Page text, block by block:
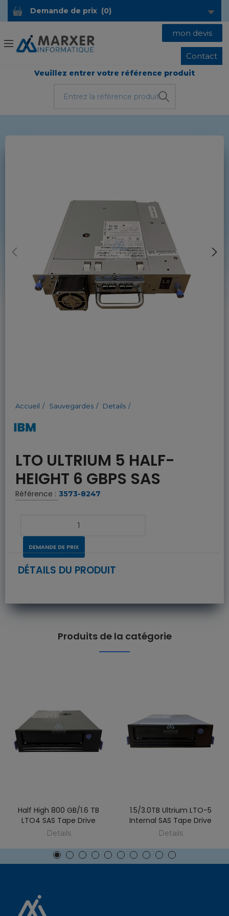
Demande de prix (0)
mon devis
Contact
Veuillez entrer votre référence produit
Accueil Sauvegardes Details
LTO ULTRIUM 5 HALF-
HEIGHT 6 GBPS SAS
Référence : 3573-8247
DEMANDE DE PRIX
DÉTAILS DU PRODUIT
Produits de la catégorie
Half High 800 GB/1.6 TB
LTO4 SAS Tape Drive
Details
1.5/3.0TB Ultrium LTO-5
Internal SAS Tape Drive
Details